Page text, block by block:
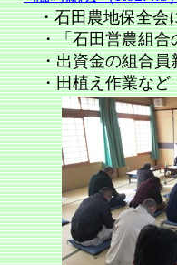
・石田農地保全会
・「石田営農組合
・出資金の組合員
・田植え作業など